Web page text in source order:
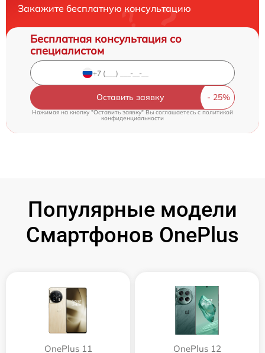
Закажите бесплатную консультацию
Бесплатная консультация со
специалистом
Оставить заявку
Нажимая на кнопку "Оставить заявку" Вы соглашаетесь c политикой
конфиденциальности
Популярные модели
Смартфонов OnePlus
OnePlus 11 OnePlus 12